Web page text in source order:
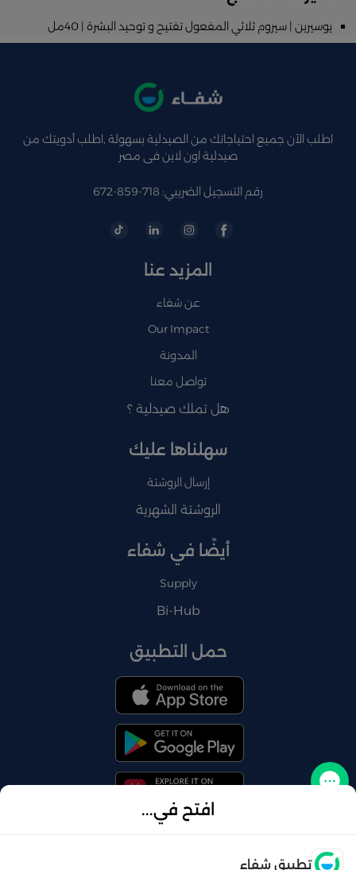
يوسيرين | سيروم ثلاثي المفعول تفتيح و توحيد البشرة | 40مل
افتح في...
تطبيق شفاء
اطلب الآن جميع احتياجاتك من الصيدلية بسهولة ,اطلب أدويتك من
صيدلية اون لاين فى مصر
رقم التسجيل الضريبي: 718-859-672
المزيد عنا
عن شفاء
Our Impact
المدونة
تواصل معنا
هل تملك صيدلية ؟
سهلناها عليك
إرسال الروشتة
الروشتة الشهرية
أيضًا في شفاء
Supply
Bi-Hub
حمل التطبيق
تواصل معنا